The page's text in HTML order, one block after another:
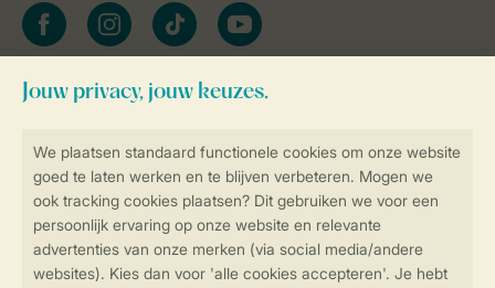
Veilig en snel online boeken
Veilige gegevensoverdracht
Veilige betaling
facebookinstagramtiktok youtube
Blijf op de hoogte